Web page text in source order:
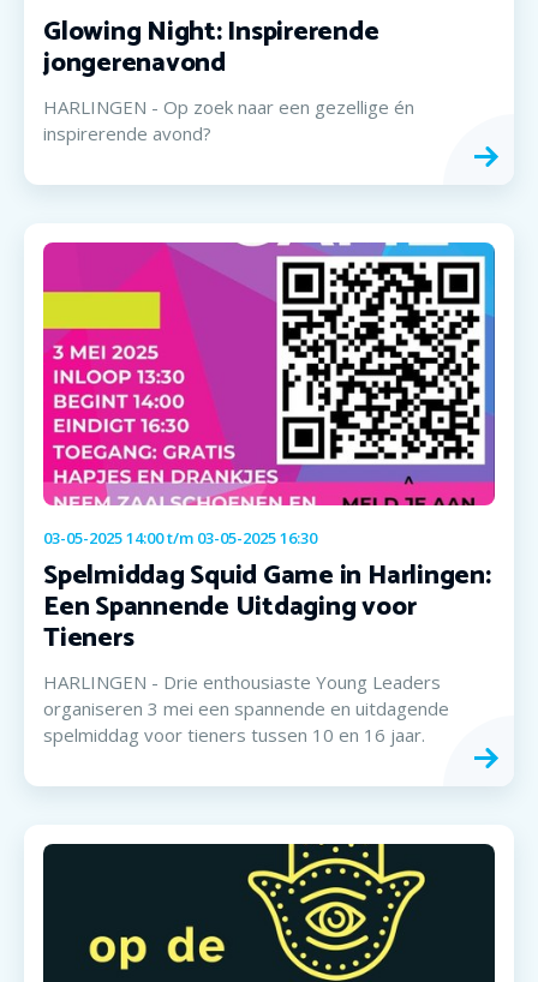
Glowing Night: Inspirerende
jongerenavond
HARLINGEN - Op zoek naar een gezellige én
inspirerende avond?
03-05-2025 14:00t/m 03-05-2025 16:30
Spelmiddag Squid Game in Harlingen:
Een Spannende Uitdaging voor
Tieners
HARLINGEN - Drie enthousiaste Young Leaders
organiseren 3 mei een spannende en uitdagende
spelmiddag voor tieners tussen 10 en 16 jaar.